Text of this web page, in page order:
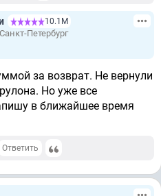
10.1М
Санкт-Петербург
за возврат. Не вернули
Но уже все
в ближайшее время
Ответить